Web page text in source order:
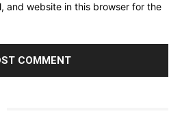
and website in this browser for the